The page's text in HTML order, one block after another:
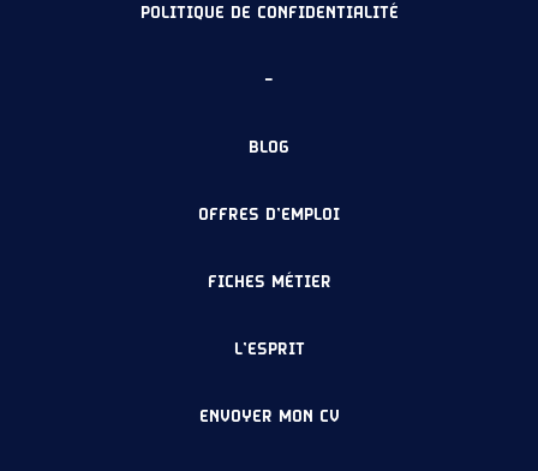
POLITIQUE DE CONFIDENTIALITÉ
–
BLOG
OFFRES D’EMPLOI
FICHES MÉTIER
L’ESPRIT
ENVOYER MON CV